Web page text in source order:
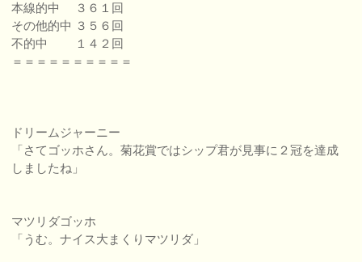
本線的中 ３６１回
その他的中 ３５６回
不的中 １４２回
＝＝＝＝＝＝＝＝＝＝
ドリームジャーニー
「さてゴッホさん。菊花賞ではシップ君が見事に２冠を達成
しましたね」
マツリダゴッホ
「うむ。ナイス大まくりマツリダ」